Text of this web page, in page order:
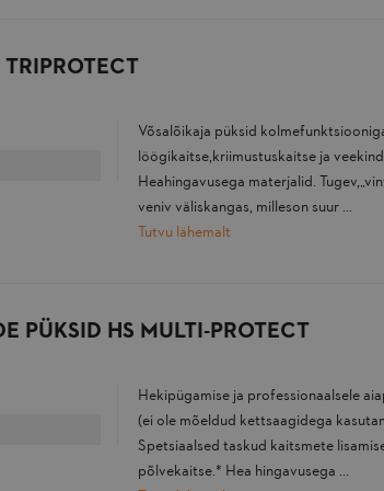
Võsalõikaja püksid
löögikaitse,kriimustuskaitse ja
Heahingavusega materjalid.
veniv väliskangas, milleson suur ...
Tutvu lähemalt
PÜKSID HS MULTI-PROTECT
Hekipügamise ja professionaalsele
(ei ole mõeldud kettsaagidega
Spetsiaalsed taskud kaitsmete
põlvekaitse.* Hea hingavusega ...